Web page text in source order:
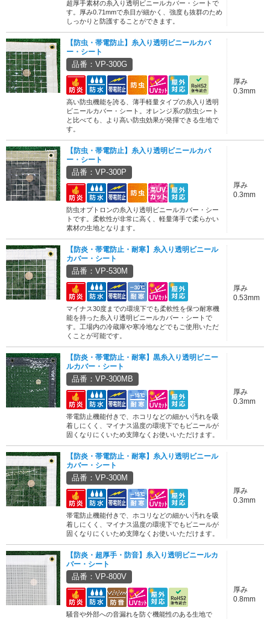
超厚手素材の糸入り透明ビニールカバー・シートで
す。厚み0.71mmで糸目が細かく、強度も抜群のため
しっかりと防護することができます。
【防虫・帯電防止】糸入り透明ビニールカバ
ー・シート
品番：VP-300G
高い防虫機能を誇る、薄手軽量タイプの糸入り透明
ビニールカバー・シート。オレンジ系の防虫シート
と比べても、より高い防虫効果が発揮できる生地で
す。
厚み
0.3mm
【防虫・帯電防止】糸入り透明ビニールカバ
ー・シート
品番：VP-300P
防虫オプトロンの糸入り透明ビニールカバー・シー
トです。柔軟性が非常に高く、軽量薄手で柔らかい
素材の生地となります。
厚み
0.3mm
【防炎・帯電防止・耐寒】糸入り透明ビニール
カバー・シート
品番：VP-530M
マイナス30度までの環境下でも柔軟性を保つ耐寒機
能を持った糸入り透明ビニールカバー・シートで
す。工場内の冷蔵庫や寒冷地などでもご使用いただ
くことが可能です。
厚み
0.53mm
【防炎・帯電防止・耐寒】黒糸入り透明ビニー
ルカバー・シート
品番：VP-300MB
帯電防止機能付きで、ホコリなどの細かい汚れを吸
着しにくく、マイナス温度の環境下でもビニールが
固くなりにくいため支障なくお使いいただけます。
厚み
0.3mm
【防炎・帯電防止・耐寒】糸入り透明ビニール
カバー・シート
品番：VP-300M
帯電防止機能付きで、ホコリなどの細かい汚れを吸
着しにくく、マイナス温度の環境下でもビニールが
固くなりにくいため支障なくお使いいただけます。
厚み
0.3mm
【防炎・超厚手・防音】糸入り透明ビニールカ
バー・シート
品番：VP-800V
騒音や外部への音漏れを防ぐ機能性のある生地で
厚み
0.8mm